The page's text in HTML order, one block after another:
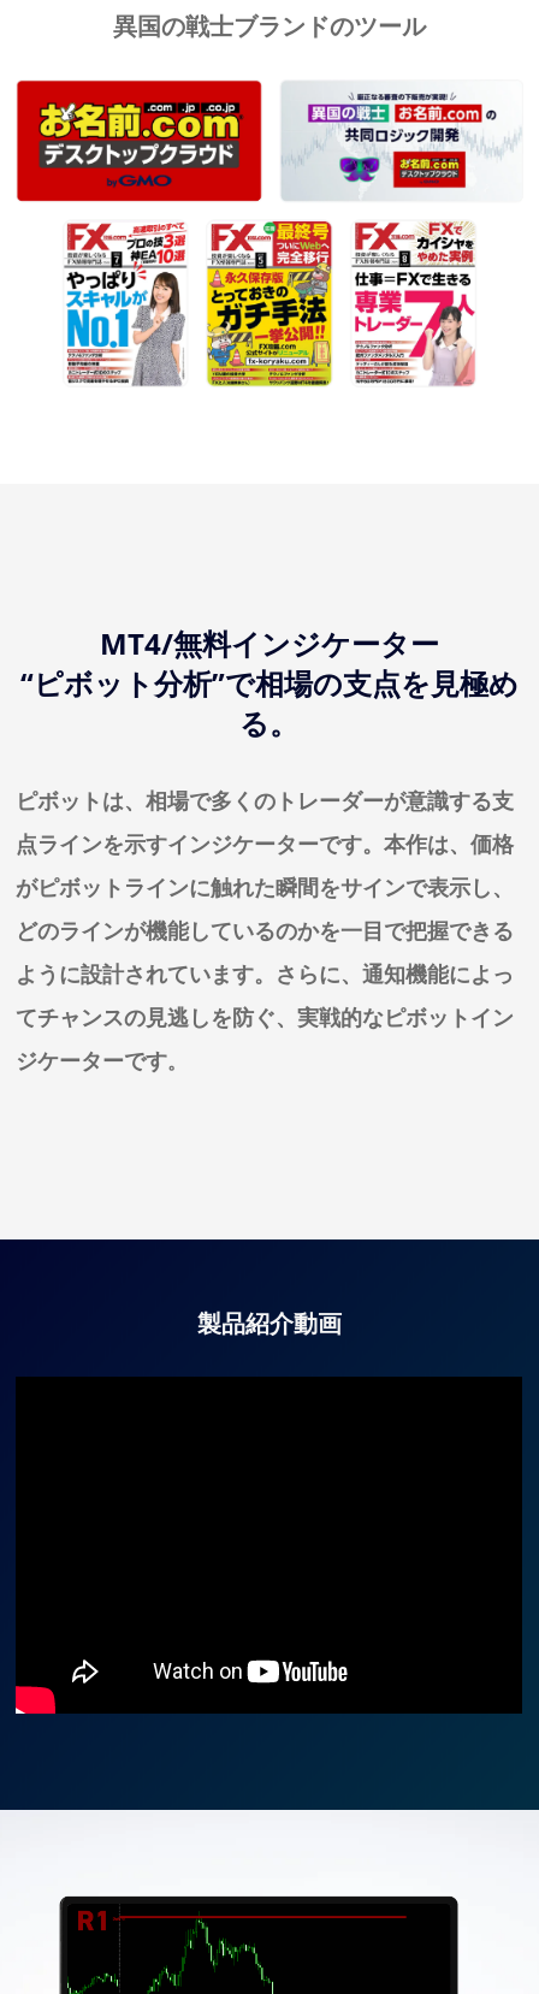
異国の戦士ブランドのツール
MT4/無料インジケーター
“ピボット分析”で相場の支点を見極め
る。
ピボットは、相場で多くのトレーダーが意識する支
点ラインを示すインジケーターです。本作は、価格
がピボットラインに触れた瞬間をサインで表示し、
どのラインが機能しているのかを一目で把握できる
ように設計されています。さらに、通知機能によっ
てチャンスの見逃しを防ぐ、実戦的なピボットイン
ジケーターです。
製品紹介動画